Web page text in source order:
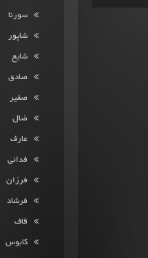
سورنا
شاپور
شایع
صادق
صفیر
ضال
عارف
فدائی
فرزان
فرشاد
قاف
کابوس